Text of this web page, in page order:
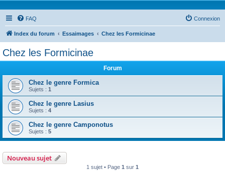
FAQ Connexion
Index du forum Essaimages Chez les Formicinae
Chez les Formicinae
Forum
Chez le genre Formica
Sujets : 1
Chez le genre Lasius
Sujets : 4
Chez le genre Camponotus
Sujets : 5
Nouveau sujet
1 sujet • Page 1 sur 1